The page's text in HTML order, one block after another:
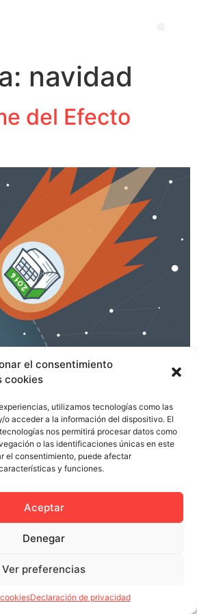
el consentimiento
cookies
utilizamos tecnologías como las
o acceder a la información del dispositivo. El
nos permitirá procesar datos como
o las identificaciones únicas en este
el consentimiento, puede afectar
y funciones.
Aceptar
Denegar
Ver preferencias
Declaración de privacidad
navidad
del Efecto
edificios de oficinas. Las
salvajes pastan sus enteras de
en los bares de los polígonos
de mala muerte donde poder
jefe. En las agencias, los
se lanzan a buscar sustento a
Miga © 2023